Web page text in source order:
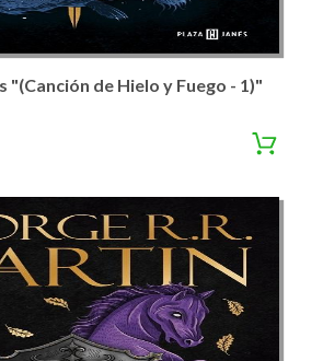
"(Canción de Hielo y Fuego - 1)"